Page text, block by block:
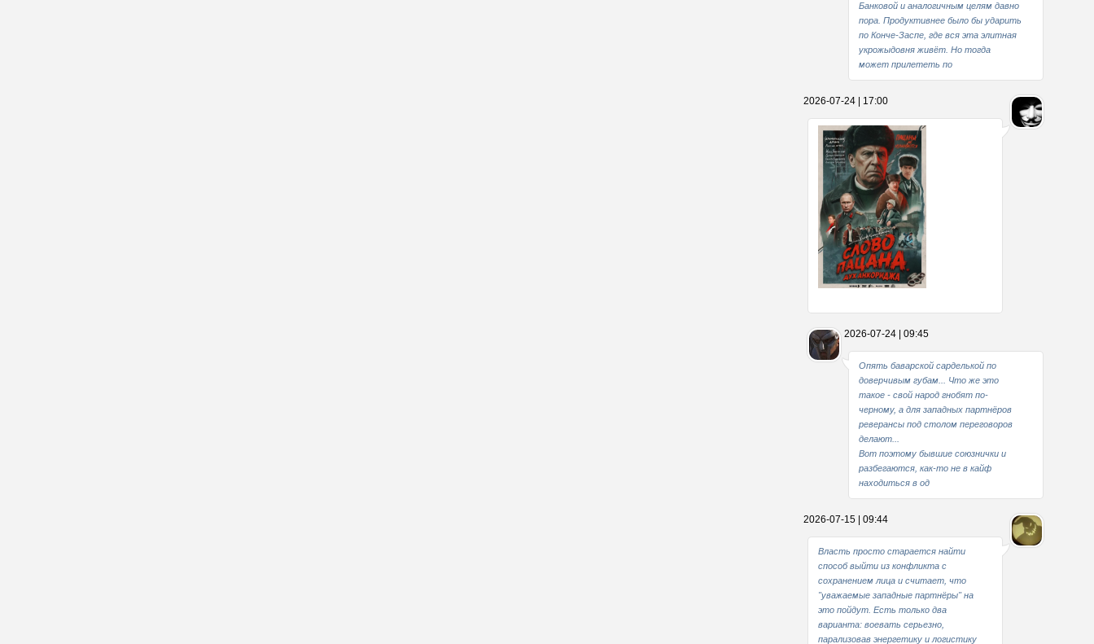
Банковой и аналогичным целям давно
пора. Продуктивнее было бы ударить
по Конче-Заспе, где вся эта элитная
укрожыдовня живёт. Но тогда
может прилететь по
2026-07-24 | 17:00
В свое время
2026-07-24 | 09:45
Опять баварской сарделькой по
доверчивым губам... Что же это
такое - свой народ гнобят по-
черному, а для западных партнёров
реверансы под столом переговоров
делают...
Вот поэтому бывшие союзнички и
разбегаются, как-то не в кайф
находиться в од
2026-07-15 | 09:44
Власть просто старается найти
способ выйти из конфликта с
сохранением лица и считает, что
"уважаемые западные партнёры" на
это пойдут. Есть только два
варианта: воевать серьезно,
парализовав энергетику и логистику